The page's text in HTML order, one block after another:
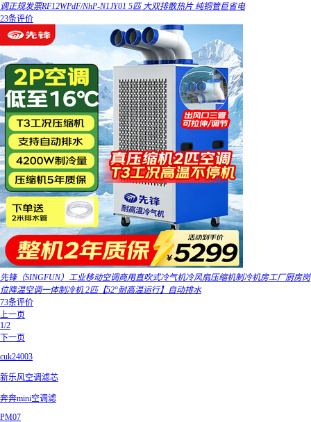
调正规发票RF12WPdF/NhP-N1JY01 5匹 大双排散热片 纯铜管巨省电
23条评价
先锋（SINGFUN）工业移动空调商用直吹式冷气机冷风扇压缩机制冷机房工厂厨房岗
位降温空调一体制冷机 2匹【52°耐高温运行】自动排水
73条评价
上一页
1/2
下一页
cuk24003
新乐风空调滤芯
奔奔mini空调滤
PM07